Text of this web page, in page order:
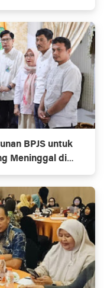
BPJS untuk
Meninggal di